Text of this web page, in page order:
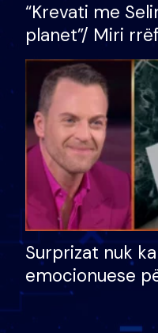
“Krevati me
planet”/ Miri
bukura në
mungojë zilja
Surprizat nuk
emocionuese
nëna dhe
nuk i mban dot